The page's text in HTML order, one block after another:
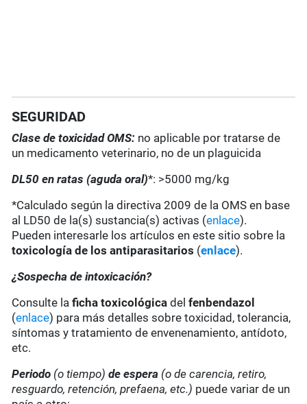
SEGURIDAD
Clase de toxicidad OMS: no aplicable por tratarse de
un medicamento veterinario, no de un plaguicida
DL50 en ratas (aguda oral)*: >5000 mg/kg
*Calculado según la directiva 2009 de la OMS en base
al LD50 de la(s) sustancia(s) activas (enlace).
Pueden interesarle los artículos en este sitio sobre la
toxicología de los antiparasitarios (enlace).
¿Sospecha de intoxicación?
Consulte laficha toxicológica delfenbendazol
(enlace) para más detalles sobre toxicidad, tolerancia,
síntomas y tratamiento de envenenamiento, antídoto,
etc.
Periodo (o tiempo) de espera (o de carencia, retiro,
resguardo, retención, prefaena, etc.) puede variar de un